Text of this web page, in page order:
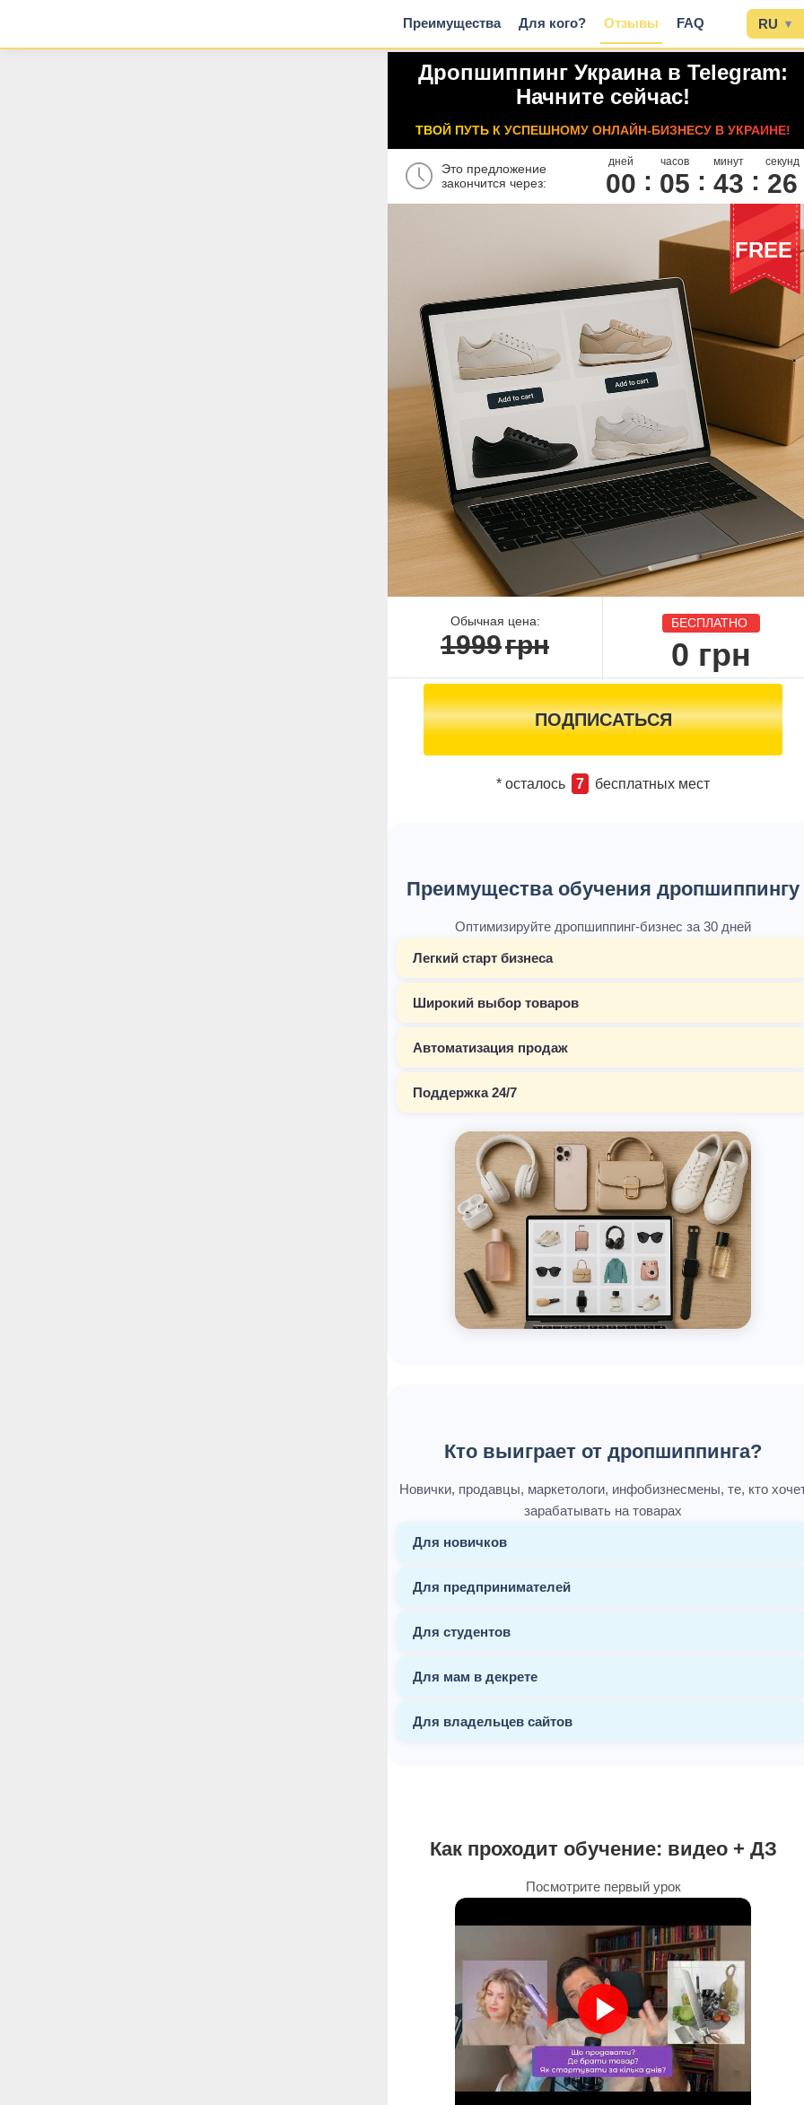
Преимущества Для кого? Отзывы FAQ RU ▾
Дропшиппинг Украина в Telegram:
Начните сейчас!
ТВОЙ ПУТЬ К УСПЕШНОМУ ОНЛАЙН-БИЗНЕСУ В УКРАИНЕ!
Это предложение
закончится через:
дней
00
часов
05
минут
43
секунд
25
FREE
Обычная цена:
1999грн
БЕСПЛАТНО
0 грн
ПОДПИСАТЬСЯ
* осталось 7 бесплатных мест
Преимущества обучения дропшиппингу
Оптимизируйте дропшиппинг-бизнес за 30 дней
Легкий старт бизнеса
Широкий выбор товаров
Автоматизация продаж
Поддержка 24/7
Кто выиграет от дропшиппинга?
Новички, продавцы, маркетологи, инфобизнесмены, те, кто
зарабатывать на товарах
Для новичков
Для предпринимателей
Для студентов
Для мам в декрете
Для владельцев сайтов
Как проходит обучение: видео + ДЗ
Посмотрите первый урок